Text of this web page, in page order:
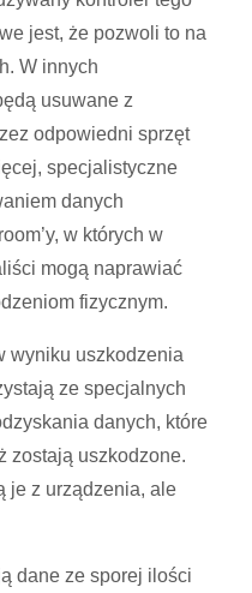
jest, że pozwoli to na
W innych
usuwane z
odpowiedni sprzęt
specjalistyczne
danych
w których w
mogą naprawiać
fizycznym.
wyniku uszkodzenia
ze specjalnych
danych, które
zostają uszkodzone.
je z urządzenia, ale
dane ze sporej ilości